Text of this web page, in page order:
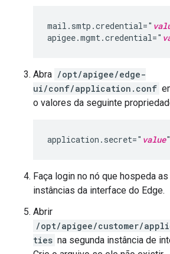
mail.smtp.credential="
apigee.mgmt.credential="
Abra /opt/apigee/edge-
ui/conf/application.conf
o valores da seguinte
application.secret=" value"
Faça login no nó que hospeda
instâncias da interface do Edge.
Abrir
/opt/apigee/customer/
ties na segunda instância de